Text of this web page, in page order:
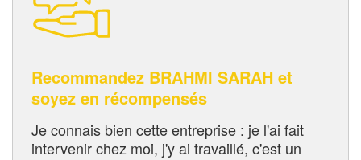
Recommandez BRAHMI SARAH et
soyez en récompensés
Je connais bien cette entreprise : je l'ai fait
intervenir chez moi, j'y ai travaillé, c'est un